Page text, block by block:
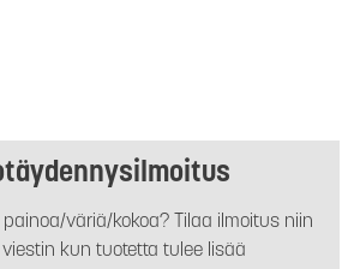
painoa/väriä/kokoa? Tilaa ilmoitus niin
kun tuotetta tulee lisää